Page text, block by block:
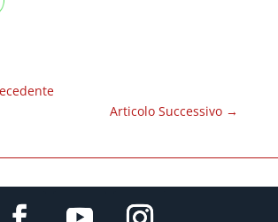
Articolo Successivo →